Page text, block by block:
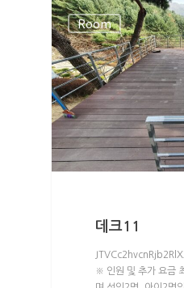
Room
데크11
※ 인원 및 추가 요금